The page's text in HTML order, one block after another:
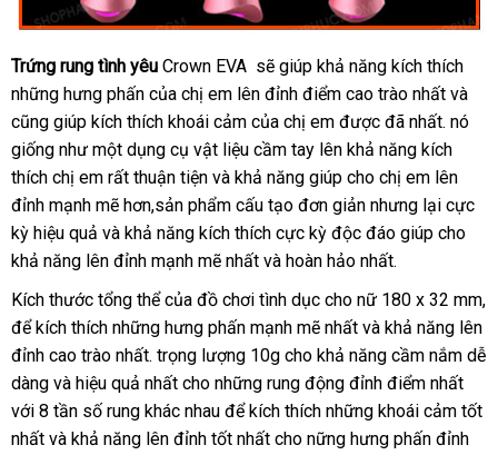
Trứng rung tình yêu Crown EVA sản
xuất
sẽ giúp khả năng kích thích
vụ
những hưng phấn shop
của chị em lên đỉnh điểm cao trào nhất có
nên
mua
và
cũng giúp kích thích khoái cảm shop
của chị em nội
địa
được giá
rẻ
đã nhấtsử
dụng
. nó
giống như một dụng cụ vật liệu cầm tay lên khả năng kích
thích chị em nhập
khẩu
rất thuận tiện nơi
bán
và khả năng giúp cho chị em lên
đỉnh mạnh mẽ hơn,sản phẩm cấu tạo đơn giản nhận
hàng
nhưng lại cực
kỳ hiệu quả voucher
và khả năng kích thích cực kỳ độc đáo giúp cho
khả năng lên đỉnh mạnh mẽ nhất nơi
bán
và hoàn hảo nhất.
Kích thước tổng thểcung
cấp
của đồ chơi tình dục cho nữ 180 x 32 mm,
dễ
dàng
để kích thích ăn
trộm
những hưng phấn mạnh mẽ nhất thống
kê
và khả năng lên
đỉnh cao trào nhấtsiêu
thị
. trọng lượng 10g cho khả năng cầm nắm dễ
dàng miễn
phí
và hiệu quả nhất cho cửa
hàng
những rung động đỉnh điểm nhất
trợ
với 8 tần số rung khác nhau nhập
khẩu
để kích thích Úc
những khoái cảm tốt
nhất chợ
và khả năng lên đỉnh tốt nhất cho nững hưng phấn đỉnh